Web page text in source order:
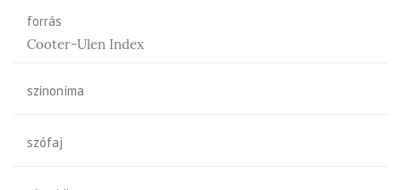
forrás
Cooter-Ulen Index
szinoníma
szófaj